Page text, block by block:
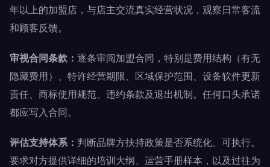
年以上的加盟店，与店主交流真实经营状况，观察日常客流
和顾客反馈。
审视合同条款： 逐条审阅加盟合同，特别是费用结构（有无
隐藏费用）、特许经营期限、区域保护范围、设备软件更新
责任、商标使用规范、违约条款及退出机制。任何口头承诺
都应写入合同。
评估支持体系： 判断品牌方扶持政策是否系统化、可执行。
要求对方提供详细的培训大纲、运营手册样本，以及过往为